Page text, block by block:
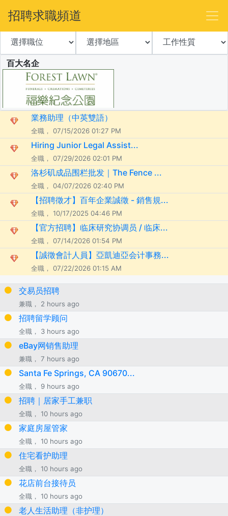
招聘求職頻道
百大名企
業務助理（中英雙語）
全職， 07/15/2026 01:27 PM
Hiring Junior Legal Assist...
全職， 07/29/2026 02:01 PM
洛杉矶成品围栏批发｜The Fence ...
全職， 04/07/2026 02:40 PM
【招聘徵才】百年企業誠徵 - 銷售規...
全職， 10/17/2025 04:46 PM
【官方招聘】临床研究协调员 / 临床...
全職， 07/14/2026 01:54 PM
【誠徵會計人員】亞凱迪亞会计事務...
全職， 07/22/2026 01:15 AM
交易员招聘
兼職， 2 hours ago
招聘留学顾问
全職， 3 hours ago
eBay网销售助理
兼職， 7 hours ago
Santa Fe Springs, CA 90670...
全職， 9 hours ago
招聘｜居家手工兼职
全職， 10 hours ago
家庭房屋管家
全職， 10 hours ago
住宅看护助理
全職， 10 hours ago
花店前台接待员
全職， 10 hours ago
老人生活助理（非护理）